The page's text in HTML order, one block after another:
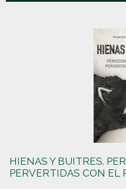
HIENAS Y BUITRES.
PERVERTIDAS CON EL